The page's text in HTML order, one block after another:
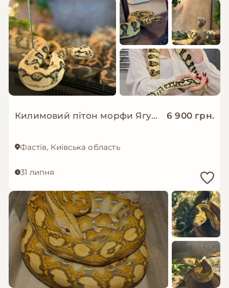
Килимовий пітон морфи Ягуар 6 900 грн.
Фастів, Київська область
31 липня